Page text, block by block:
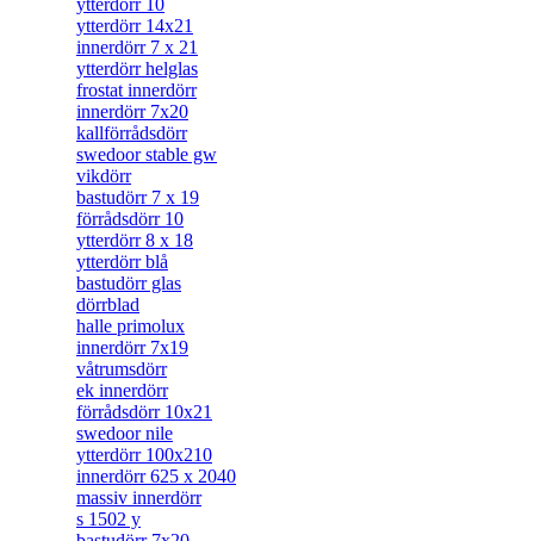
ytterdörr 14x21
innerdörr 7 x 21
ytterdörr helglas
frostat innerdörr
innerdörr 7x20
kallförrådsdörr
swedoor stable gw
vikdörr
bastudörr 7 x 19
förrådsdörr 10
ytterdörr 8 x 18
ytterdörr blå
bastudörr glas
dörrblad
halle primolux
innerdörr 7x19
våtrumsdörr
ek innerdörr
förrådsdörr 10x21
swedoor nile
ytterdörr 100x210
innerdörr 625 x 2040
massiv innerdörr
s 1502 y